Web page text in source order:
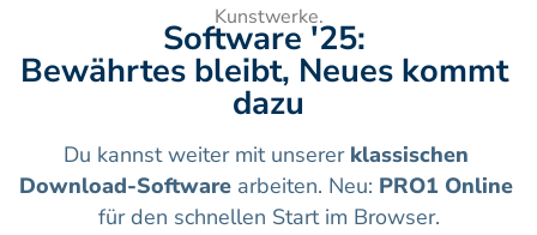
Kunstwerke.
Software '25:
Bewährtes bleibt, Neues kommt
dazu
Du kannst weiter mit unserer klassischen
Download-Software arbeiten. Neu: PRO1 Online
für den schnellen Start im Browser.